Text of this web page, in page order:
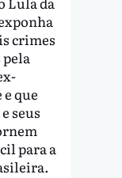
crimes
que
seus
para a